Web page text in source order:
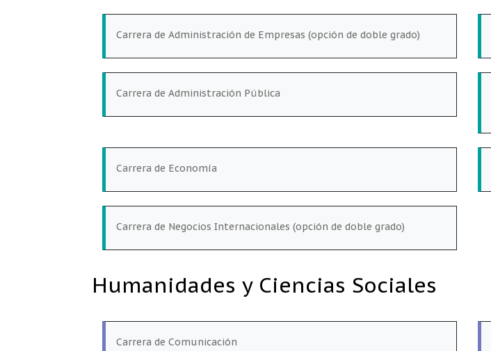
Carrera de Administración de Empresas (opción de doble grado)
Carrera de Administración Pública
Carrera de Economía
Carrera de Negocios Internacionales (opción de doble grado)
Humanidades y Ciencias Sociales
Carrera de Comunicación